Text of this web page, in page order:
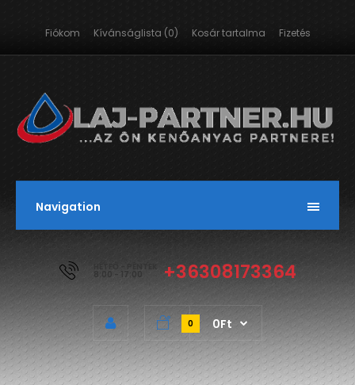
Fiókom Kívánságlista (0) Kosár tartalma Fizetés
Navigation
HÉTFŐ - PÉNTEK
8:00 - 17:00 +36308173364
0 0Ft